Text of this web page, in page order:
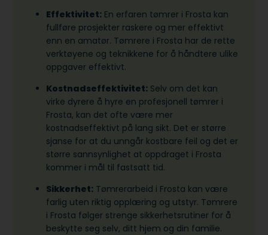
Effektivitet: En erfaren tømrer i Frosta kan
fullføre prosjekter raskere og mer effektivt
enn en amatør. Tømrere i Frosta har de rette
verktøyene og teknikkene for å håndtere ulike
oppgaver effektivt.
Kostnadseffektivitet: Selv om det kan
virke dyrere å hyre en profesjonell tømrer i
Frosta, kan det ofte være mer
kostnadseffektivt på lang sikt. Det er større
sjanse for at du unngår kostbare feil og det er
større sannsynlighet at oppdraget i Frosta
kommer i mål til fastsatt tid.
Sikkerhet: Tømrerarbeid i Frosta kan være
farlig uten riktig opplæring og utstyr. Tømrere
i Frosta følger strenge sikkerhetsrutiner for å
beskytte seg selv, ditt hjem og din familie.